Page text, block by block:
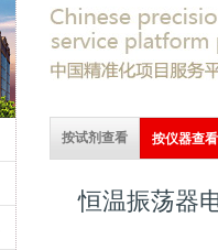
按试剂查看 按仪器查看
恒温振荡器